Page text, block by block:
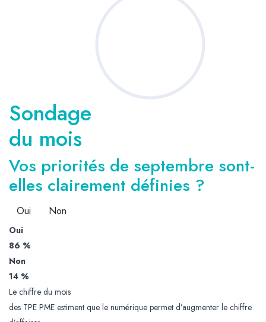
Sondage
du mois
Vos priorités de septembre sont-
elles clairement définies ?
Oui Non
Oui
86 %
Non
14 %
Le chiffre du mois
des TPE PME estiment que le numérique permet d’augmenter le chiffre